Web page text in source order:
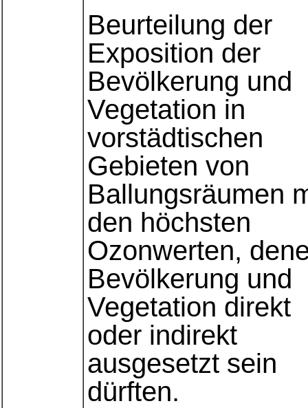
Beurteilung der
Exposition der
Bevölkerung und
Vegetation in
vorstädtischen
Gebieten von
Ballungsräumen
den höchsten
Ozonwerten,
Bevölkerung und
Vegetation direkt
oder indirekt
ausgesetzt sein
dürften.